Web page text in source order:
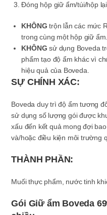
Đóng hộp giữ ẩm/túi/hộp lại.
KHÔNG trộn lẫn các mức
trong cùng một hộp giữ ẩm.
KHÔNG sử dụng Boveda
phẩm tạo độ ẩm khác vì
hiệu quả của Boveda.
SỰ CHÍNH XÁC:
Boveda duy trì độ ẩm tương
sử dụng số lượng gói được
xấu đến kết quả mong đợi
và/hoặc điều kiện môi trường
THÀNH PHẦN:
Muối thực phẩm, nước tinh
Gói Giữ ẩm Boveda